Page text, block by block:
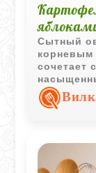
Сытный
корневым
сочетает
Лимонный
делают